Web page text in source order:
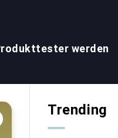
werden
Trending